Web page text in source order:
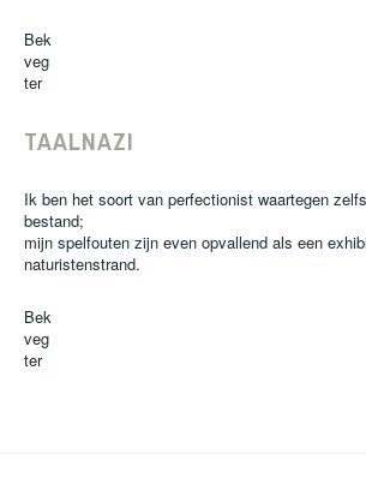
Bek
veg
ter
TAALNAZI
Ik ben het soort van perfectionist waartegen
bestand;
mijn spelfouten zijn even opvallend als een
naturistenstrand.
Bek
veg
ter